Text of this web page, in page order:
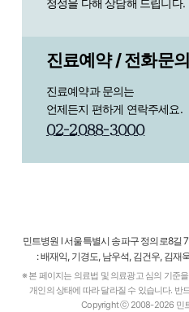
진료예약 / 전화문의
진료예약과 문의는
언제든지 편하게 연락주세요.
02-2088-3000
민트병원 l 서울특별시 송파구 정의로8길
: 배재익, 기경도, 남우석, 김건우, 김
※ 본 페이지는 의료법 및 의료광고 심의 기준
개인의 상태에 따라 달라질 수 있습니다. 반
Copyright ⓒ 2008-2026 민